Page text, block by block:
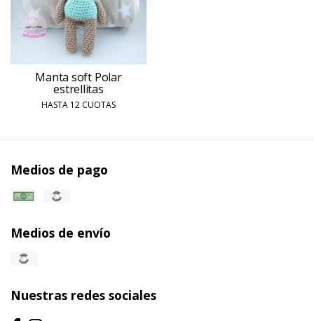
Manta soft Polar
estrellitas
HASTA 12 CUOTAS
Medios de pago
Medios de envío
Nuestras redes sociales